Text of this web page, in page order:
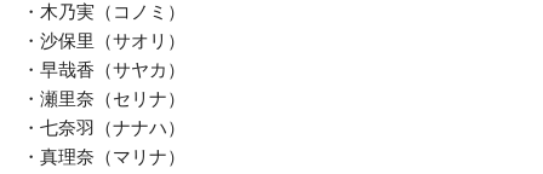
・木乃実（コノミ）
・沙保里（サオリ）
・早哉香（サヤカ）
・瀬里奈（セリナ）
・七奈羽（ナナハ）
・真理奈（マリナ）